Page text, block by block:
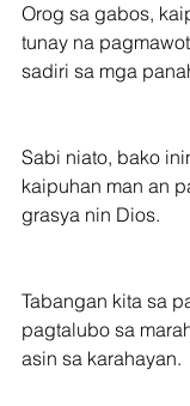
Orog sa gabos,
tunay na
sadiri sa mga
Sabi niato, bako
kaipuhan man an
grasya nin Dios.
Tabangan kita sa
pagtalubo sa
asin sa karahayan.